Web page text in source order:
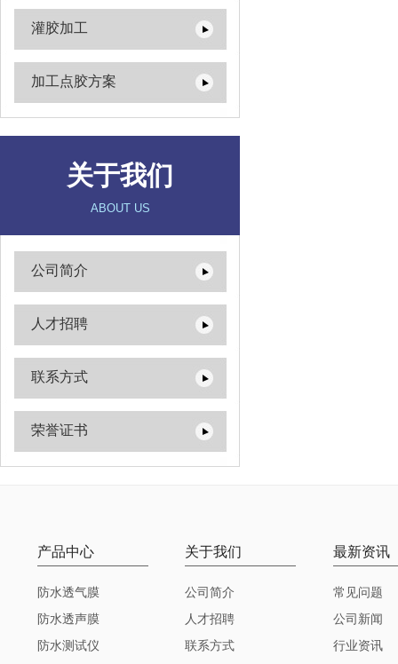
灌胶加工
加工点胶方案
关于我们
ABOUT US
公司简介
人才招聘
联系方式
荣誉证书
产品中心
防水透气膜
防水透声膜
防水测试仪
关于我们
公司简介
人才招聘
联系方式
最新资讯
常见问题
公司新闻
行业资讯